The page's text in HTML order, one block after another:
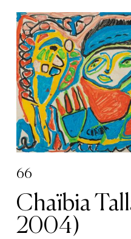
66
Chaïbia
2004)